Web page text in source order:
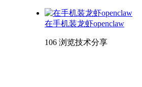
在手机装龙虾openclaw
106 浏览技术分享